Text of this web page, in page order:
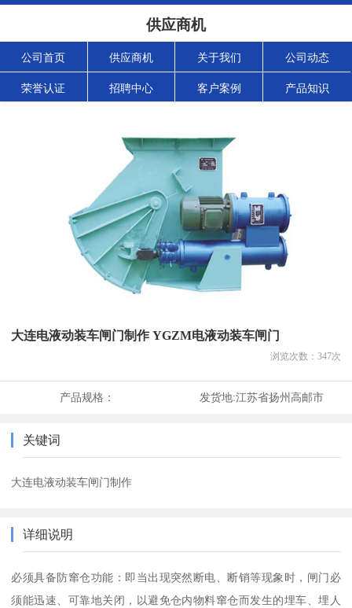
供应商机
公司首页 供应商机 关于我们 公司动态
荣誉认证 招聘中心 客户案例 产品知识
大连电液动装车闸门制作 YGZM电液动装车闸门
浏览次数： 347次
产品规格： 发货地:江苏省扬州高邮市
关键词
大连电液动装车闸门制作
详细说明
必须具备防窜仓功能：即当出现突然断电、断销等现象时，闸门必
须能迅速、可靠地关闭，以避免仓内物料窜仓而发生的埋车、埋人